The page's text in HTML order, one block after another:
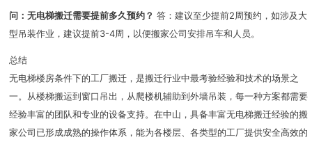
问：无电梯搬迁需要提前多久预约？ 答：建议至少提前2周预约，如涉及大
型吊装作业，建议提前3-4周，以便搬家公司安排吊车和人员。
总结
无电梯楼房条件下的工厂搬迁，是搬迁行业中最考验经验和技术的场景之
一。从楼梯搬运到窗口吊出，从爬楼机辅助到外墙吊装，每一种方案都需要
经验丰富的团队和专业的设备支持。在中山，具备丰富无电梯搬迁经验的搬
家公司已形成成熟的操作体系，能为各楼层、各类型的工厂提供安全高效的